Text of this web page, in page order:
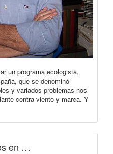
un programa ecologista,
que se denominó
y variados problemas nos
contra viento y marea. Y
en …